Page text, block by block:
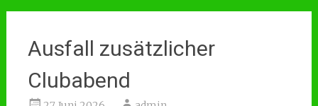
Ausfall zusätzlicher
Clubabend